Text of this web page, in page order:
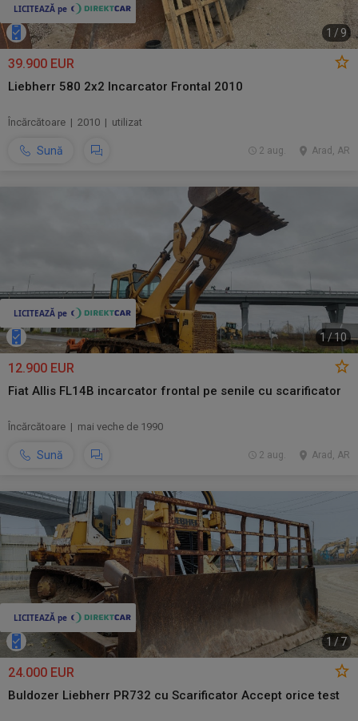
1 /9
39.900 EUR
Liebherr 580 2x2 Incarcator Frontal 2010
Încărcătoare | 2010 | utilizat
Sună Arad, AR
2 aug.
1/10
12.900 EUR
Fiat Allis FL14B incarcator frontal pe senile cu scarificator
Încărcătoare | mai veche de 1990
Sună Arad, AR
2 aug.
1 /7
24.000 EUR
Buldozer Liebherr PR732 cu Scarificator Accept orice test